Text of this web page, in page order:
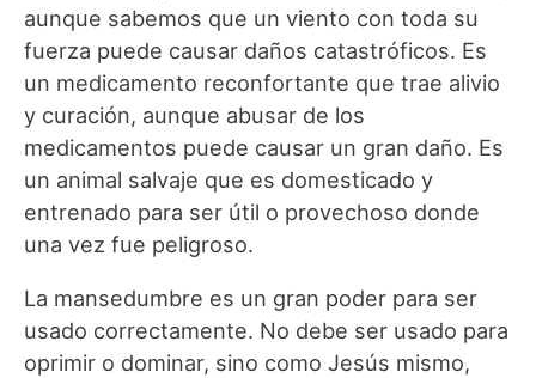
aunque sabemos que un viento con toda su
fuerza puede causar daños catastróficos. Es
un medicamento reconfortante que trae alivio
y curación, aunque abusar de los
medicamentos puede causar un gran daño. Es
un animal salvaje que es domesticado y
entrenado para ser útil o provechoso donde
una vez fue peligroso.
La mansedumbre es un gran poder para ser
usado correctamente. No debe ser usado para
oprimir o dominar, sino como Jesús mismo,